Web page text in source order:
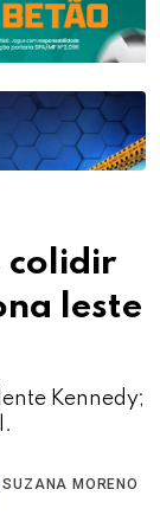
colidir
leste
Kennedy;
SUZANA MORENO